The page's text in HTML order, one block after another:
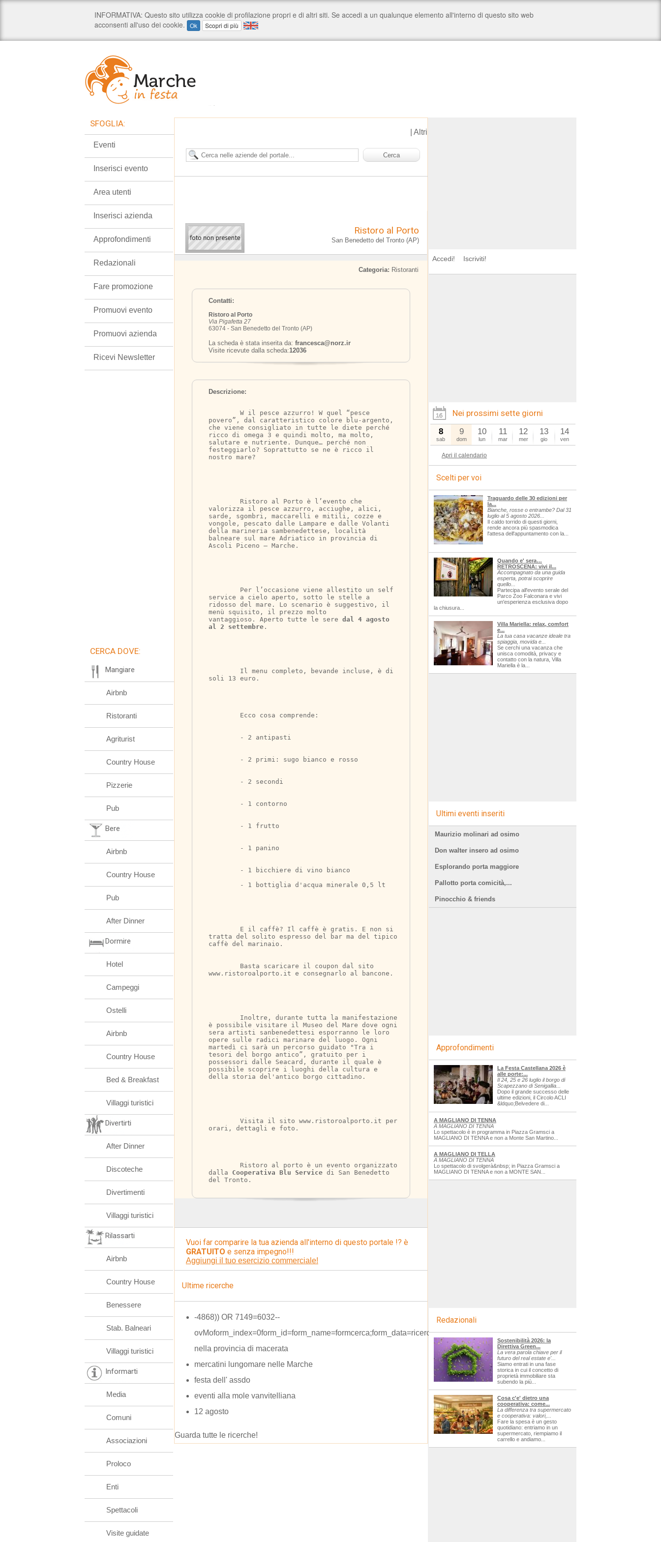
Altri
Ristoro al Porto
San Benedetto del Tronto (AP)
Categoria: Ristoranti
Contatti:
Ristoro al Porto
Via Pigafetta 27
63074 - San Benedetto del Tronto (AP)
La scheda è stata inserita da: francesca@norz.ir
Visite ricevute dalla scheda:12036
Descrizione:
povero”, dal caratteristico colore blu-argento,
che viene consigliato in tutte le diete perché
ricco di omega 3 e quindi molto, ma molto,
salutare e nutriente. Dunque… perché non
festeggiarlo? Soprattutto se ne è ricco il
nostro mare?
valorizza il pesce azzurro, acciughe, alici,
sarde, sgombri, maccarelli e mitili, cozze e
vongole, pescato dalle Lampare e dalle Volanti
della marineria sambenedettese, località
balneare sul mare Adriatico in provincia di
Ascoli Piceno – Marche.
service a cielo aperto, sotto le stelle a
ridosso del mare. Lo scenario è suggestivo, il
menù squisito, il prezzo molto
vantaggioso. Aperto tutte le sere dal 4 agosto
al 2 settembre .
soli 13 euro.
	Ecco cosa comprende:
	- 2 antipasti
	- 2 primi: sugo bianco e rosso
	- 2 secondi
	- 1 contorno
	- 1 frutto
	- 1 panino
	- 1 bicchiere di vino bianco
	- 1 bottiglia d'acqua minerale 0,5 lt
tratta del solito espresso del bar ma del tipico
caffè del marinaio.
www.ristoroalporto.it e consegnarlo al bancone.
è possibile visitare il Museo del Mare dove ogni
sera artisti sanbenedettesi esporranno le loro
opere sulle radici marinare del luogo. Ogni
martedì ci sarà un percorso guidato "Tra i
tesori del borgo antico”, gratuito per i
possessori dalle Seacard, durante il quale è
possibile scoprire i luoghi della cultura e
della storia del'antico borgo cittadino.
orari, dettagli e foto.
dalla Cooperativa Blu Service di San Benedetto
del Tronto.
Vuoi far comparire la tua azienda all'interno di questo portale !? è
GRATUITO e senza impegno!!!
Aggiungi il tuo esercizio commerciale!
Ultime ricerche
-4868)) OR 7149=6032--
ovMoform_index=0form_id=form_name=formcerca;form_data=ricerca=sagre
nella provincia di macerata
mercatini lungomare nelle Marche
festa dell' assdo
eventi alla mole vanvitelliana
12 agosto
Guarda tutte le ricerche!
SFOGLIA:
Eventi
Inserisci evento
Area utenti
Inserisci azienda
Approfondimenti
Redazionali
Fare promozione
Promuovi evento
Promuovi azienda
Ricevi Newsletter
CERCA DOVE:
Mangiare
Airbnb
Ristoranti
Agriturist
Country House
Pizzerie
Pub
Bere
Airbnb
Country House
Pub
After Dinner
Dormire
Hotel
Campeggi
Ostelli
Airbnb
Country House
Bed & Breakfast
Villaggi turistici
Divertirti
After Dinner
Discoteche
Divertimenti
Villaggi turistici
Rilassarti
Airbnb
Country House
Benessere
Stab. Balneari
Villaggi turistici
Informarti
Media
Comuni
Associazioni
Proloco
Enti
Spettacoli
Visite guidate
Accedi! Iscriviti!
Nei prossimi sette giorni
8
sab
9
dom
10
lun
11
mar
12
mer
13
gio
14
ven
Apri il calendario
Scelti per voi
Traguardo delle 30 edizioni per
la...
Bianche, rosse o entrambe? Dal 31
luglio al 5 agosto 2026...
Il caldo torrido di questi giorni,
rende ancora più spasmodica
l'attesa dell'appuntamento con la...
Quando e' sera…
RETROSCENA: vivi il...
Accompagnato da una guida
esperta, potrai scoprire
quello...
Partecipa all'evento serale del
Parco Zoo Falconara e vivi
un'esperienza esclusiva dopo
la chiusura...
Villa Mariella: relax, comfort
e...
La tua casa vacanze ideale tra
spiaggia, movida e...
Se cerchi una vacanza che
unisca comodità, privacy e
contatto con la natura, Villa
Mariella è la...
Ultimi eventi inseriti
Maurizio molinari ad osimo
Don walter insero ad osimo
Esplorando porta maggiore
Pallotto porta comicità,...
Pinocchio & friends
Approfondimenti
La Festa Castellana 2026 è
alle porte:...
Il 24, 25 e 26 luglio il borgo di
Scapezzano di Senigallia...
Dopo il grande successo delle
ultime edizioni, il Circolo ACLI
&ldquo;Belvedere di...
A MAGLIANO DI TENNA
A MAGLIANO DI TENNA
Lo spettacolo è in programma in Piazza Gramsci a
MAGLIANO DI TENNA e non a Monte San Martino...
A MAGLIANO DI TELLA
A MAGLIANO DI TENNA
Lo spettacolo di svolgerà&nbsp; in Piazza Gramsci a
MAGLIANO DI TENNA e non a MONTE SAN...
Redazionali
Sostenibilità 2026: la
Direttiva Green...
La vera parola chiave per il
futuro del real estate e'...
Siamo entrati in una fase
storica in cui il concetto di
proprietà immobiliare sta
subendo la più...
Cosa c'e' dietro una
cooperativa: come...
La differenza tra supermercato
e cooperativa: valori,...
Fare la spesa è un gesto
quotidiano: entriamo in un
supermercato, riempiamo il
carrello e andiamo...